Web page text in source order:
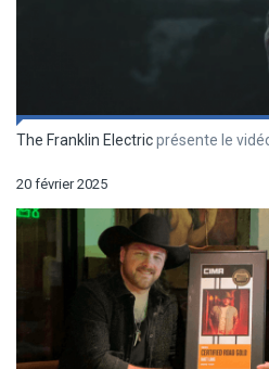
The Franklin Electricprésente le
20 février 2025